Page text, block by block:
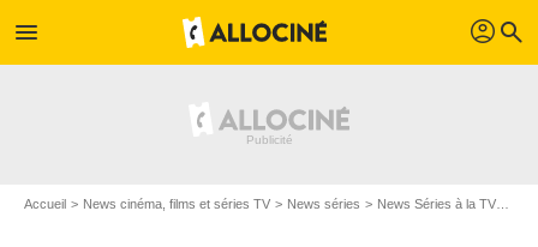
menu profil search
Accueil News cinéma, films et séries TV News séries News Séries à la TV